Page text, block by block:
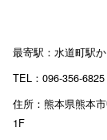
最寄駅：水道町駅
TEL：096-356-6825
住所：熊本県熊本
1F